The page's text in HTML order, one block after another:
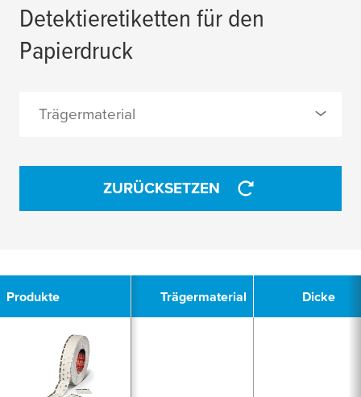
Detektieretiketten für den
Papierdruck
Trägermaterial
glatter Papierträger
ZURÜCKSETZEN
Produkte Trägermaterial Dicke